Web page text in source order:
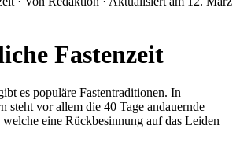
Fastenzeit
es populäre Fastentraditionen. In
steht vor allem die 40 Tage andauernde
eine Rückbesinnung auf das Leiden